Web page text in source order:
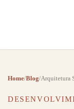
Home/Blog/Arquitetura